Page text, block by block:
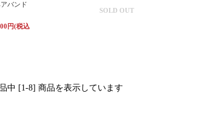
バンド
円(税込
SOLD OUT
中 [1-8] 商品を表示しています